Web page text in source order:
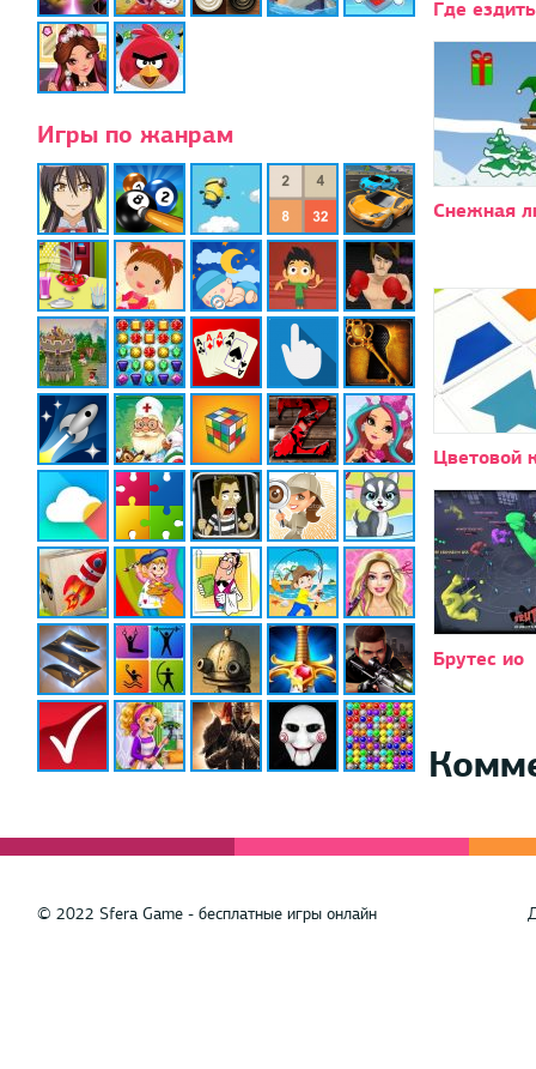
Игры по жанрам
Где ездить
Снежная
Цветовой
Брутес ио
© 2022 Sfera Game - бесплатные игры онлайн